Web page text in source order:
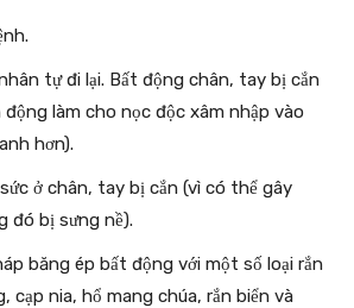
tự đi lại. Bất động chân, tay bị cắn
động làm cho nọc độc xâm nhập vào
hơn).
ở chân, tay bị cắn (vì có thể gây
đó bị sưng nề).
băng ép bất động với một số loại rắn
cạp nia, hổ mang chúa, rắn biển và